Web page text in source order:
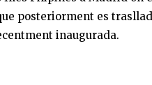
posteriorment es
inaugurada.